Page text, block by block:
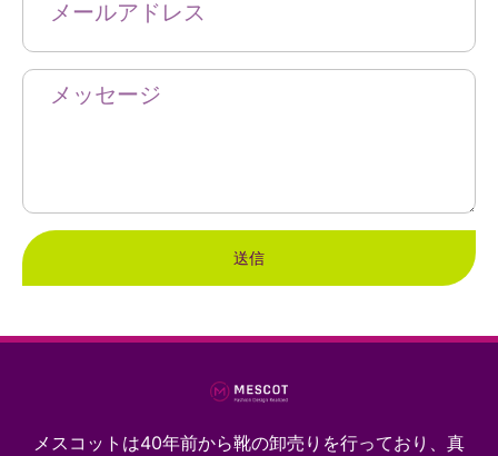
送信
メスコットは40年前から靴の卸売りを行っており、真